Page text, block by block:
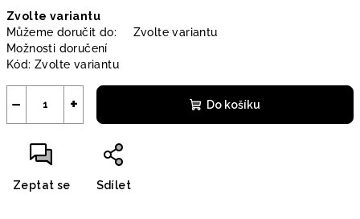
cena:
Zvolte variantu
Můžeme doručit do:
Zvolte variantu
Možnosti doručení
Kód: Zvolte variantu
+
− Do košíku
Zeptat se Sdílet